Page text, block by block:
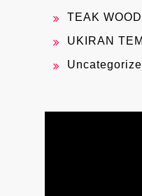
TEAK
UKIRAN